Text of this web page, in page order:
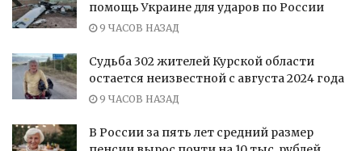
помощь Украине для ударов по России
9 ЧАСОВ НАЗАД
Судьба 302 жителей Курской области
остается неизвестной с августа 2024 года
9 ЧАСОВ НАЗАД
В России за пять лет средний размер